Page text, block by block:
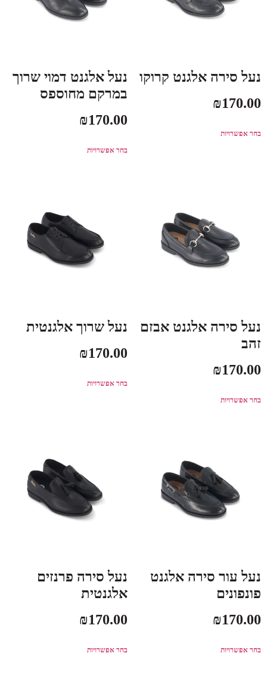
נעל סירה אלגנט קרוקו
₪170.00
בחר אפשרויות
נעל אלגנט דמוי שרוך
במרקם מחוספס
₪170.00
בחר אפשרויות
נעל סירה אלגנט אבזם
זהב
₪170.00
בחר אפשרויות
נעל שרוך אלגנטית
₪170.00
בחר אפשרויות
נעל עור סירה אלגנט
פונפונים
₪170.00
בחר אפשרויות
נעל סירה פרנזים
אלגנטית
₪170.00
בחר אפשרויות